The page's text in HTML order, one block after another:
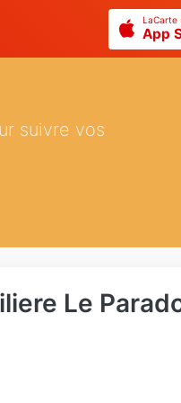
LaCarte
App
suivre vos
Le